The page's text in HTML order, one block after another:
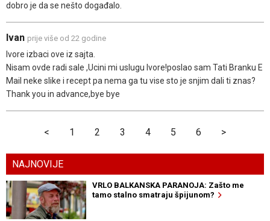
dobro je da se nešto događalo.
Ivan prije više od 22 godine
Ivore izbaci ove iz sajta.
Nisam ovde radi sale ,Ucini mi uslugu Ivore!poslao sam Tati Branku E
Mail neke slike i recept pa nema ga tu vise sto je snjim dali ti znas?
Thank you in advance,bye bye
< 1 2 3 4 5 6 >
NAJNOVIJE
VRLO BALKANSKA PARANOJA: Zašto me
tamo stalno smatraju špijunom?